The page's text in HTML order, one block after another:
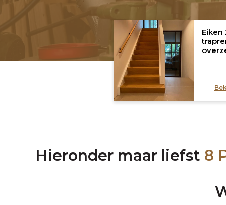
Eiken
Hieronder maar liefst 8